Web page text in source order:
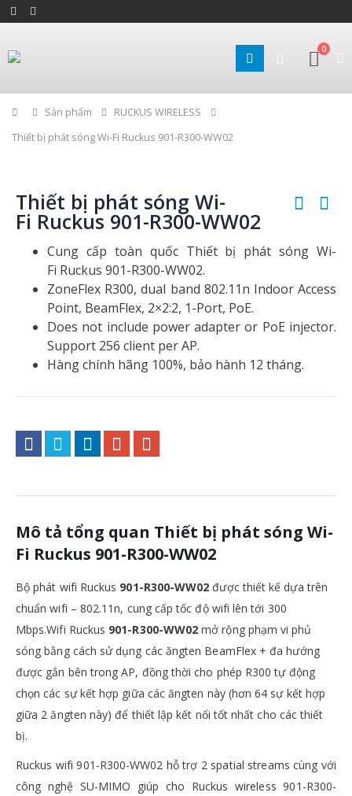
0
Home
Sản phẩm
RUCKUS WIRELESS
Thiết bị phát sóng Wi-Fi Ruckus 901-R300-WW02
Thiết bị phát sóng Wi-
Fi Ruckus 901-R300-WW02
Cung cấp toàn quốc Thiết bị phát sóng Wi-
Fi Ruckus 901-R300-WW02.
ZoneFlex R300, dual band 802.11n Indoor Access
Point, BeamFlex, 2×2:2, 1-Port, PoE.
Does not include power adapter or PoE injector.
Support 256 client per AP.
Hàng chính hãng 100%, bảo hành 12 tháng.
Mô tả tổng quan Thiết bị phát sóng Wi-
Fi Ruckus 901-R300-WW02
Bộ phát wifi Ruckus 901-R300-WW02 được thiết kế dựa trên
chuẩn wifi – 802.11n, cung cấp tốc độ wifi lên tới 300
Mbps.Wifi Ruckus 901-R300-WW02 mở rộng phạm vi phủ
sóng bằng cách sử dụng các ăngten BeamFlex + đa hướng
được gắn bên trong AP, đồng thời cho phép R300 tự động
chọn các sự kết hợp giữa các ăngten này (hơn 64 sự kết hợp
giữa 2 ăngten này) để thiết lập kết nối tốt nhất cho các thiết
bị.
Ruckus wifi 901-R300-WW02 hỗ trợ 2 spatial streams cùng với
công nghệ SU-MIMO giúp cho Ruckus wireless 901-R300-